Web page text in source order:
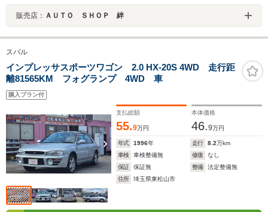
販売店： ＡＵＴＯ ＳＨＯＰ 絆
スバル
インプレッサスポーツワゴン 2.0 HX-20S 4WD 走行距
離81565KM フォグランプ 4WD 車
購入プラン付
支払総額
55.9万円
本体価格
46.9万円
年式 1996年 走行 8.2万km
車検
車検整備無 修復
なし
保証
保証無 整備
法定整備無
住所
埼玉県東松山市